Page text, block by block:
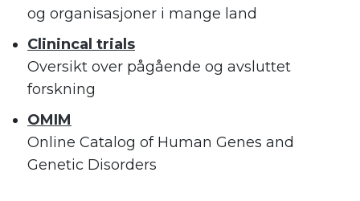
og organisasjoner i mange land
Clinincal trials
Oversikt over pågående og avsluttet
forskning
OMIM
Online Catalog of Human Genes and
Genetic Disorders